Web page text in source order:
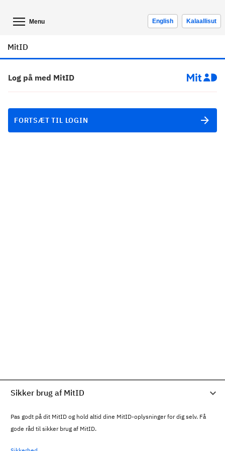
Menu English Kalaallisut
MitID
Log på med MitID
FORTSÆT TIL LOGIN
Sikker brug af MitID
Pas godt på dit MitID og hold altid dine MitID-oplysninger for dig selv. Få
gode råd til sikker brug af MitID.